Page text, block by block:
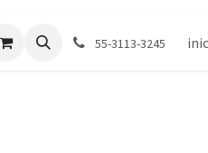
55-3113-3245